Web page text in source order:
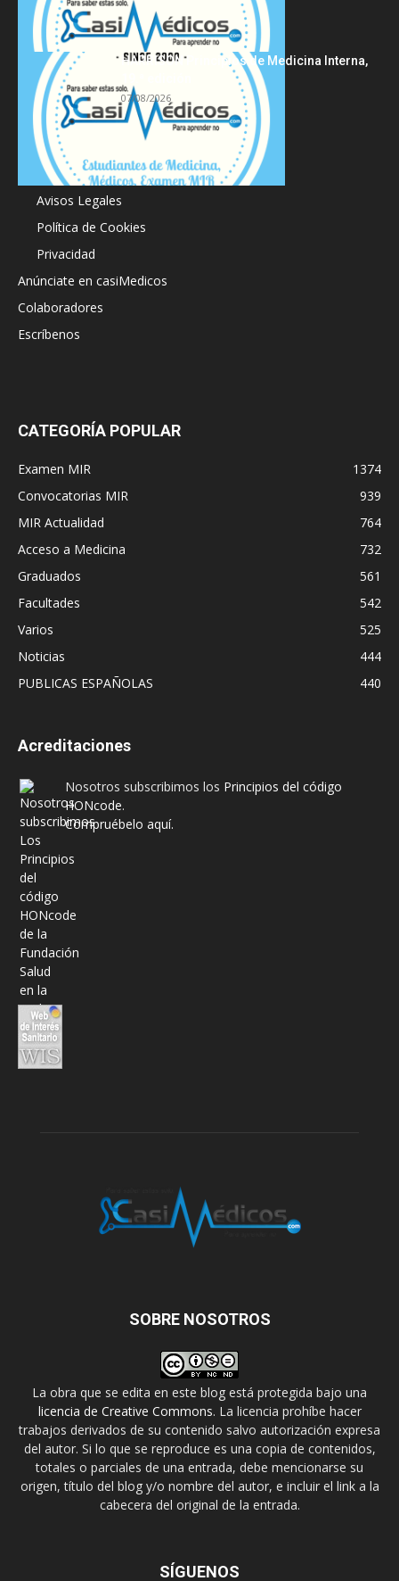
HARRISON Principios de Medicina Interna,
07/08/2026
Acerca de
Avisos Legales
Política de Cookies
Privacidad
Anúnciate en casiMedicos
Colaboradores
Escríbenos
CATEGORÍA POPULAR
Examen MIR
1374
Convocatorias MIR
939
MIR Actualidad
764
Acceso a Medicina
732
Graduados
561
Facultades
542
Varios
525
Noticias
444
PUBLICAS ESPAÑOLAS
440
Acreditaciones
Nosotros subscribimos los Principios del código
HONcode.
Compruébelo aquí.
SOBRE NOSOTROS
La obra que se edita en este blog está protegida bajo una
licencia de Creative Commons. La licencia prohíbe hacer
trabajos derivados de su contenido salvo autorización expresa
del autor. Si lo que se reproduce es una copia de contenidos,
totales o parciales de una entrada, debe mencionarse su
origen, título del blog y/o nombre del autor, e incluir el link a la
cabecera del original de la entrada.
SÍGUENOS